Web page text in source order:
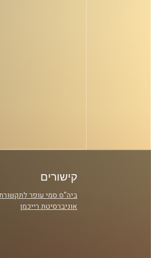
קישורים
ביה"ס סמי עופר
אוניברסיטת רייכמן